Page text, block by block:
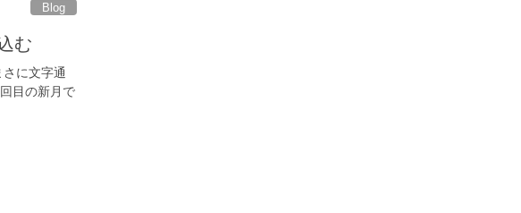
Blog
む
に文字通
目の新月で